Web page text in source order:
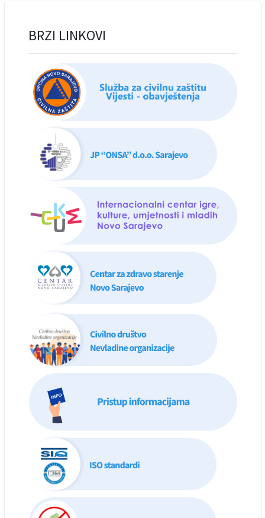
BRZI LINKOVI